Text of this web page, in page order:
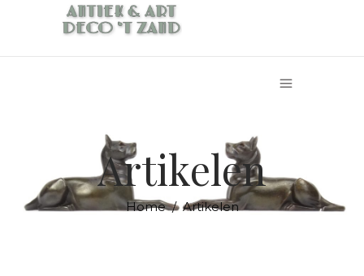
Artikelen
Home/ Artikelen